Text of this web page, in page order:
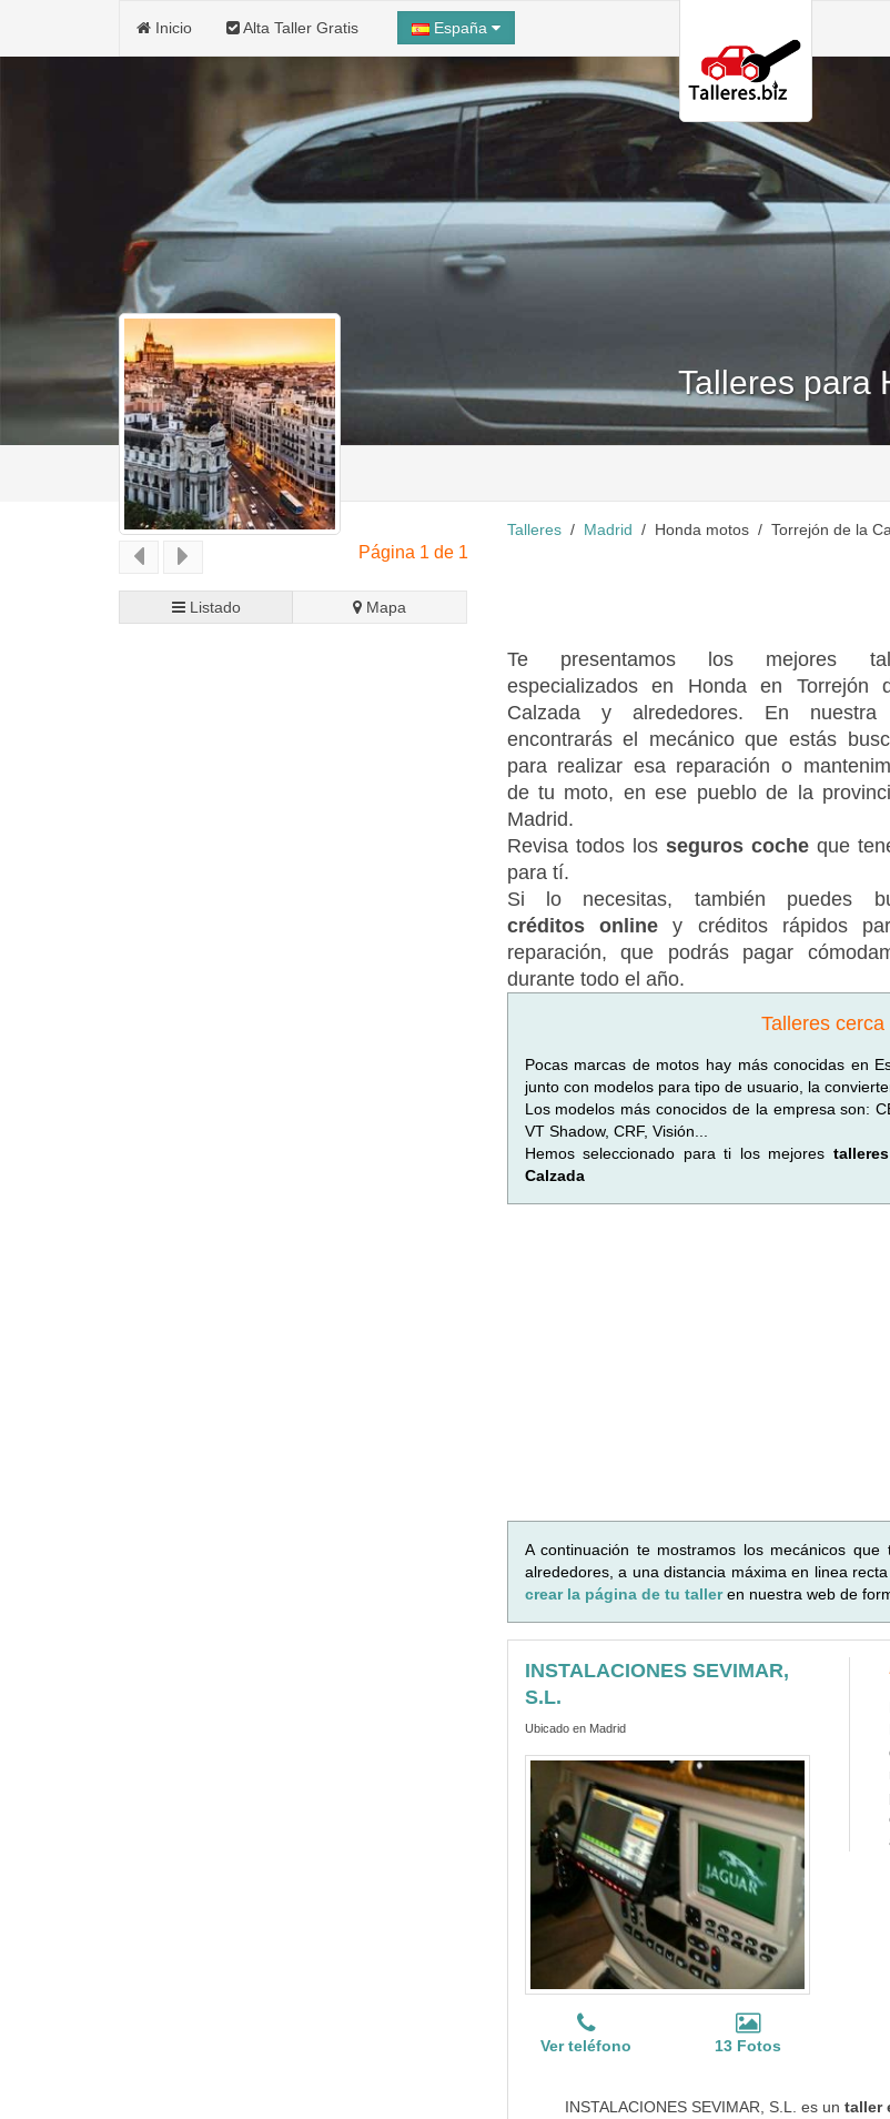
Inicio Alta Taller Gratis España
Talleres para
Página 1 de 1
Listado Mapa
Talleres Madrid Honda motos Torrejón de la
Te presentamos los mejores
especializados en Honda en Torrejón
Calzada y alrededores. En nuestra
encontrarás el mecánico que estás
para realizar esa reparación o
de tu moto, en ese pueblo de la
Madrid.
Revisa todos los seguros cocheque
para tí.
Si lo necesitas, también puedes
créditos onliney créditos rápidos
reparación, que podrás pagar
durante todo el año.
Talleres
Pocas marcas de motos hay más conocidas en
junto con modelos para tipo de usuario, la
Los modelos más conocidos de la empresa son:
VT Shadow, CRF, Visión...
Hemos seleccionado para ti los mejores
Calzada
A continuación te mostramos los mecánicos que
alrededores, a una distancia máxima en linea
crear la página de tu talleren nuestra web de
INSTALACIONES SEVIMAR,
S.L.
Ubicado en Madrid
Ver teléfono 13 Fotos
INSTALACIONES SEVIMAR, S.L. es un taller